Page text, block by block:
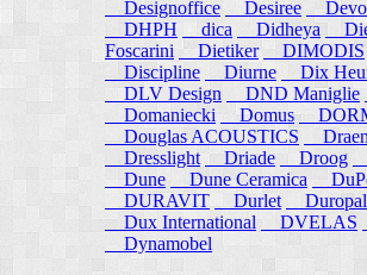
Designoffice
Desiree
DHPH
dica Didheya
Foscarini
Dietiker DIMODIS
Discipline
Diurne Dix
DLV Design
DND Maniglie
Domaniecki
Domus
Douglas ACOUSTICS
Dresslight Driade Droog
Dune
Dune Ceramica
DURAVIT
Durlet Duropal
Dux International
DVELAS
Dynamobel